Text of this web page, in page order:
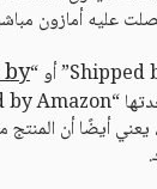
يعني أيضًا أن